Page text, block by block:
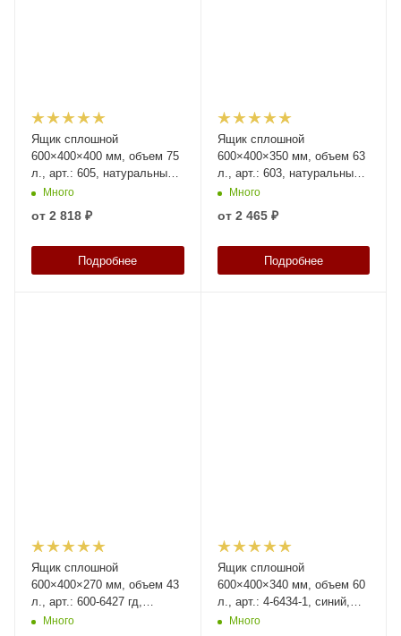
Ящик сплошной
600×400×400 мм, объем 75
л., арт.: 605, натуральный,
код: 05340
Много
от 2 818 ₽
Подробнее
Ящик сплошной
600×400×350 мм, объем 63
л., арт.: 603, натуральный,
код: 05342
Много
от 2 465 ₽
Подробнее
Ящик сплошной
600×400×270 мм, объем 43
л., арт.: 600-6427 гд,
натуральный, код: 21677
Много
Ящик сплошной
600×400×340 мм, объем 60
л., арт.: 4-6434-1, синий,
код: 25198
Много